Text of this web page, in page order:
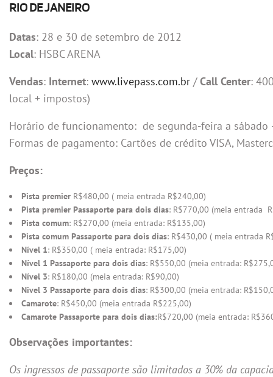
RIO DE JANEIRO
Datas: 28 e 30 de setembro de 2012
Local: HSBC ARENA
Vendas: Internet: www.livepass.com.br /Call Center:
local + impostos)
Horário de funcionamento: de segunda-feira a sábado
Formas de pagamento: Cartões de crédito VISA,
Preços:
Pista premier R$480,00 ( meia entrada R$240,00)
Pista premier Passaporte para dois dias: R$770,00 (meia entrada
Pista comum: R$270,00 (meia entrada: R$135,00)
Pista comum Passaporte para dois dias: R$430,00 ( meia entrada
Nível 1: R$350,00 ( meia entrada: R$175,00)
Nível 1 Passaporte para dois dias: R$550,00 (meia entrada:
Nível 3: R$180,00 (meia entrada: R$90,00)
Nivel 3 Passaporte para dois dias: R$300,00 (meia entrada:
Camarote: R$450,00 (meia entrada R$225,00)
Camarote Passaporte para dois dias:R$720,00 (meia entrada:
Observações importantes:
Os ingressos de passaporte são limitados a 30% da